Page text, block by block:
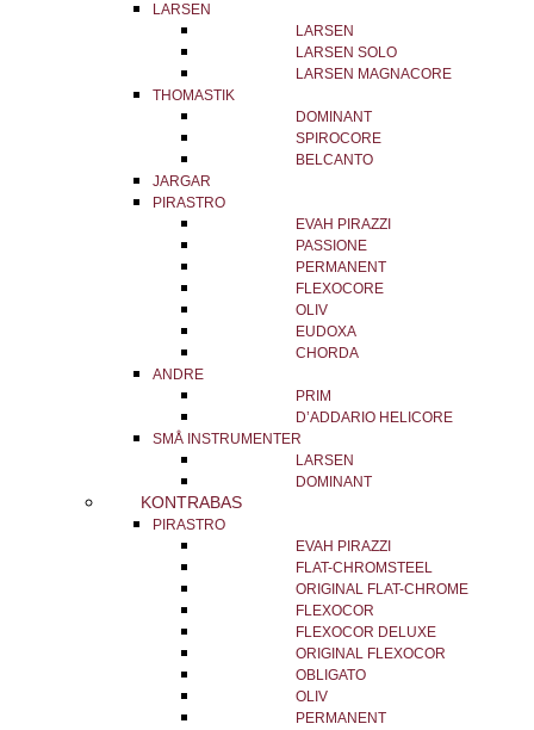
LARSEN
LARSEN
LARSEN SOLO
LARSEN MAGNACORE
THOMASTIK
DOMINANT
SPIROCORE
BELCANTO
JARGAR
PIRASTRO
EVAH PIRAZZI
PASSIONE
PERMANENT
FLEXOCORE
OLIV
EUDOXA
CHORDA
ANDRE
PRIM
D’ADDARIO HELICORE
SMÅ INSTRUMENTER
LARSEN
DOMINANT
KONTRABAS
PIRASTRO
EVAH PIRAZZI
FLAT-CHROMSTEEL
ORIGINAL FLAT-CHROME
FLEXOCOR
FLEXOCOR DELUXE
ORIGINAL FLEXOCOR
OBLIGATO
OLIV
PERMANENT